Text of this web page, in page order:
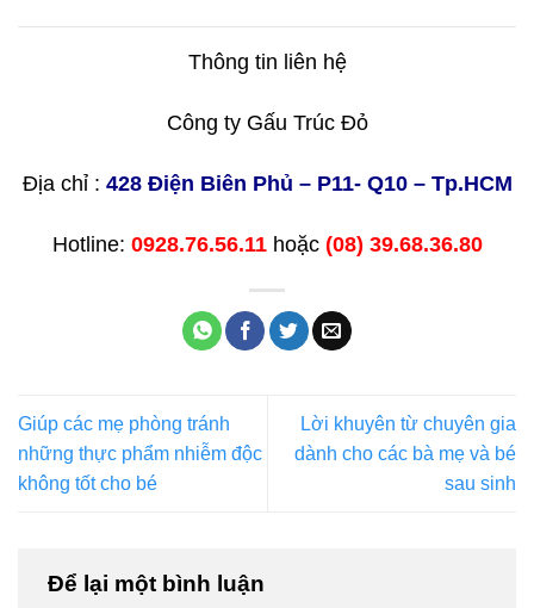
Thông tin liên hệ
Công ty Gấu Trúc Đỏ
Địa chỉ : 428 Điện Biên Phủ – P11- Q10 – Tp.HCM
Hotline: 0928.76.56.11hoặc (08) 39.68.36.80
Giúp các mẹ phòng tránh
những thực phẩm nhiễm độc
không tốt cho bé
Lời khuyên từ chuyên gia
dành cho các bà mẹ và bé
sau sinh
Để lại một bình luận